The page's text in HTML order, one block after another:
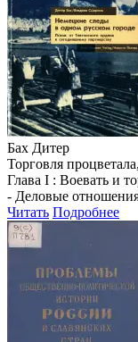
Бах Дитер
Торговля
Глава I : Воевать и
- Деловые
Читать Подробнее